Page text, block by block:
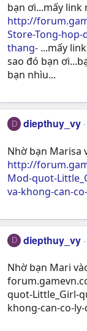
bạn ơi...mấy link
http://
Store-Tong-
thang- ...mấy
sao đó bạn
bạn nhìu...
D diepthuy_vy
Nhờ bạn Marisa
http://
Mod-quot-
va-khong-can-
D diepthuy_vy
Nhờ bạn Mari
quot-Little_Girl-
khong-can-co-